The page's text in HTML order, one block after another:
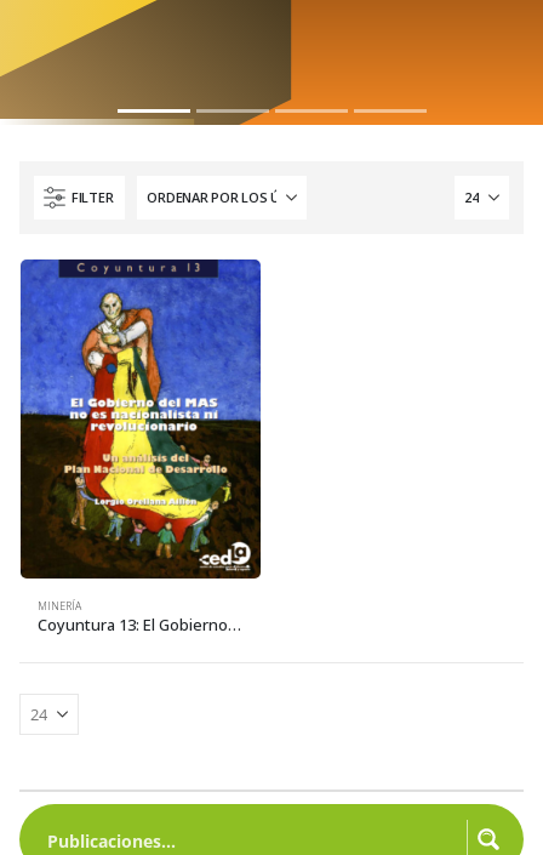
FILTER
MINERÍA
Coyuntura 13: El Gobierno del MAS no es nacionalista ni revolucionario: Un análisis del Plan Nacional de Desarrollo